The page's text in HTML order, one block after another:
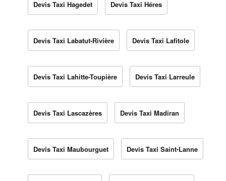
Devis Taxi Hagedet Devis Taxi Héres
Devis Taxi Labatut-Rivière Devis Taxi Lafitole
Devis Taxi Lahitte-Toupière Devis Taxi Larreule
Devis Taxi Lascazères Devis Taxi Madiran
Devis Taxi Maubourguet Devis Taxi Saint-Lanne